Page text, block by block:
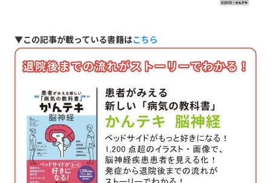
▼この記事が載っている書籍はこちら